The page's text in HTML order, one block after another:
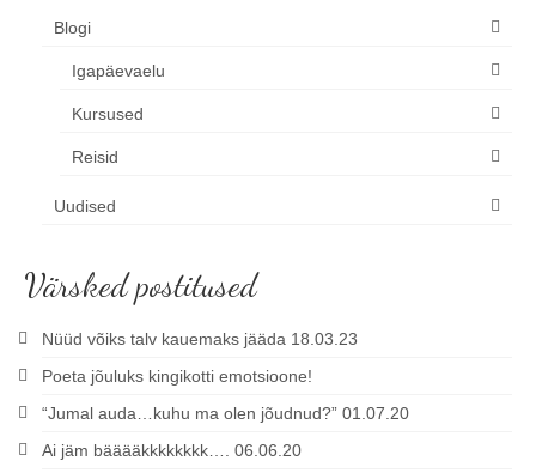
Blogi
Igapäevaelu
Kursused
Reisid
Uudised
Värsked postitused
Nüüd võiks talv kauemaks jääda 18.03.23
Poeta jõuluks kingikotti emotsioone!
“Jumal auda…kuhu ma olen jõudnud?” 01.07.20
Ai jäm bääääkkkkkkkk…. 06.06.20